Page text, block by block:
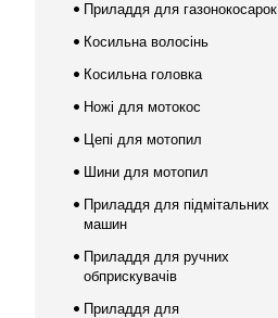
Приладдя для газонокосарок
Косильна волосінь
Косильна головка
Ножі для мотокос
Цепі для мотопил
Шини для мотопил
Приладдя для підмітальних
машин
Приладдя для ручних
обприскувачів
Приладдя для